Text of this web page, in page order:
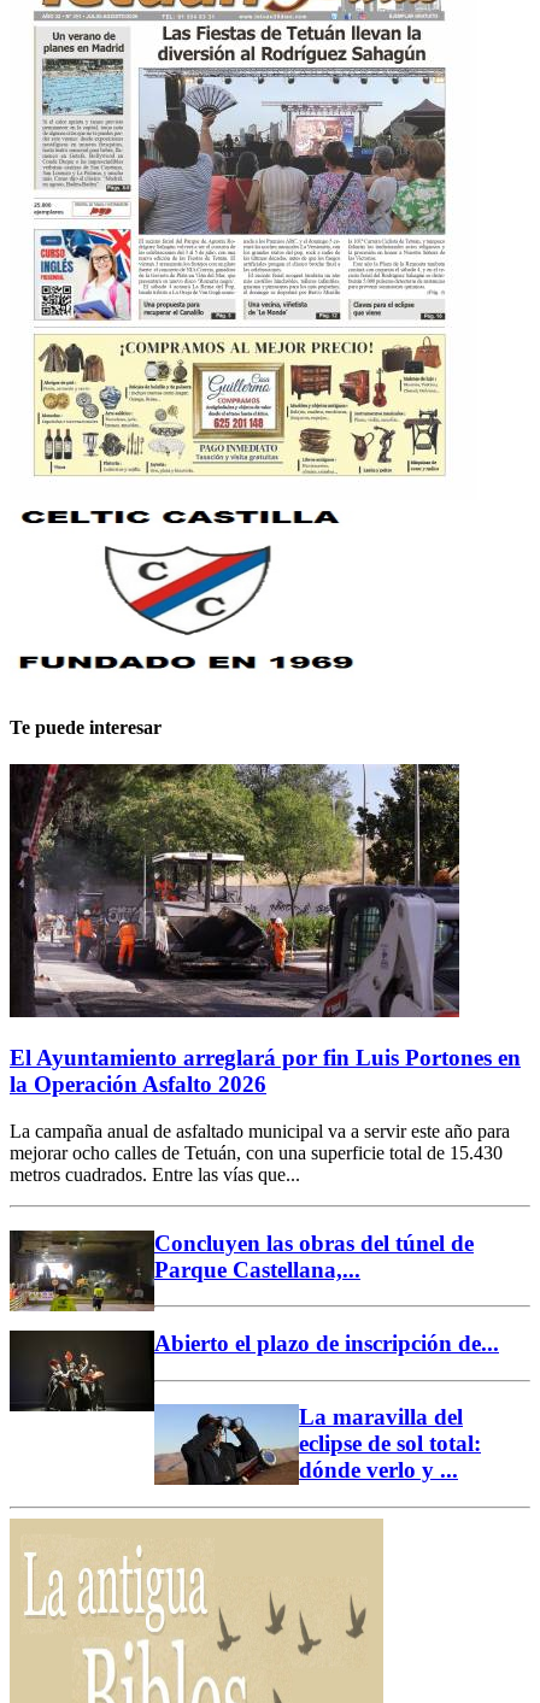
Te puede interesar
El Ayuntamiento arreglará por fin Luis Portones en
la Operación Asfalto 2026
La campaña anual de asfaltado municipal va a servir este año para
mejorar ocho calles de Tetuán, con una superficie total de 15.430
metros cuadrados. Entre las vías que...
Concluyen las obras del túnel de
Parque Castellana,...
Abierto el plazo de inscripción de...
La maravilla del
eclipse de sol total:
dónde verlo y ...